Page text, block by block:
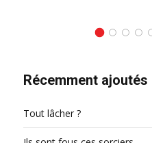
Récemment ajoutés
Tout lâcher ?